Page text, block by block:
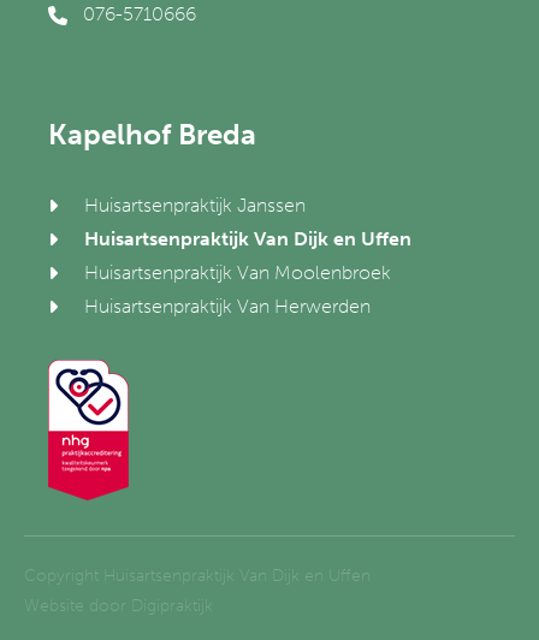
076-5710666
Kapelhof Breda
Huisartsenpraktijk Janssen
Huisartsenpraktijk Van Dijk en Uffen
Huisartsenpraktijk Van Moolenbroek
Huisartsenpraktijk Van Herwerden
Copyright Huisartsenpraktijk Van Dijk en Uffen
Website door Digipraktijk